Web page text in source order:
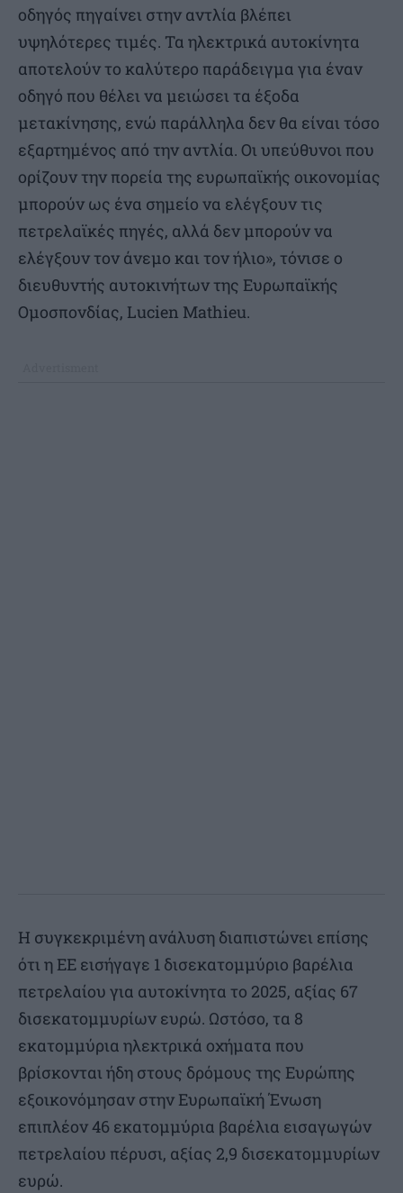
οδηγός πηγαίνει στην αντλία βλέπει
υψηλότερες τιμές. Τα ηλεκτρικά αυτοκίνητα
αποτελούν το καλύτερο παράδειγμα για έναν
οδηγό που θέλει να μειώσει τα έξοδα
μετακίνησης, ενώ παράλληλα δεν θα είναι τόσο
εξαρτημένος από την αντλία. Οι υπεύθυνοι που
ορίζουν την πορεία της ευρωπαϊκής οικονομίας
μπορούν ως ένα σημείο να ελέγξουν τις
πετρελαϊκές πηγές, αλλά δεν μπορούν να
ελέγξουν τον άνεμο και τον ήλιο», τόνισε ο
διευθυντής αυτοκινήτων της Ευρωπαϊκής
Ομοσπονδίας, Lucien Mathieu.
Η συγκεκριμένη ανάλυση διαπιστώνει επίσης
ότι η ΕΕ εισήγαγε 1 δισεκατομμύριο βαρέλια
πετρελαίου για αυτοκίνητα το 2025, αξίας 67
δισεκατομμυρίων ευρώ. Ωστόσο, τα 8
εκατομμύρια ηλεκτρικά οχήματα που
βρίσκονται ήδη στους δρόμους της Ευρώπης
εξοικονόμησαν στην Ευρωπαϊκή Ένωση
επιπλέον 46 εκατομμύρια βαρέλια εισαγωγών
πετρελαίου πέρυσι, αξίας 2,9 δισεκατομμυρίων
ευρώ.